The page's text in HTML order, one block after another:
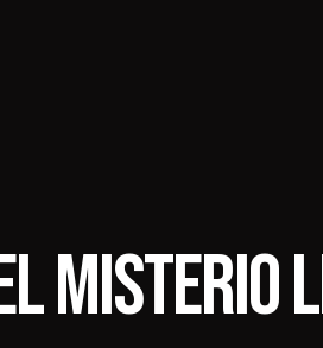
misterio